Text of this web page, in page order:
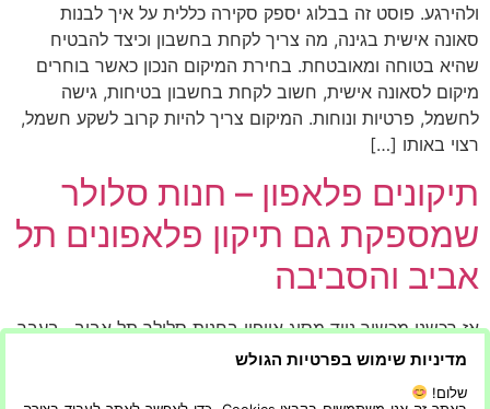
ולהירגע. פוסט זה בבלוג יספק סקירה כללית על איך לבנות
סאונה אישית בגינה, מה צריך לקחת בחשבון וכיצד להבטיח
שהיא בטוחה ומאובטחת. בחירת המיקום הנכון כאשר בוחרים
מיקום לסאונה אישית, חשוב לקחת בחשבון בטיחות, גישה
לחשמל, פרטיות ונוחות. המיקום צריך להיות קרוב לשקע חשמל,
רצוי באותו […]
תיקונים פלאפון – חנות סלולר
שמספקת גם תיקון פלאפונים תל
אביב והסביבה
אז רכשנו מכשיר נייד מסוג אייפון בחנות סלולר תל אביב. בעבר
הלא רחוק היו טלפונים סלולריים שהיו עמידים גם בפני מים, שלא
כמו המכשירים החדשים שהם רגישים מאוד. אחד החלקים
מדיניות שימוש בפרטיות הגולש
שלום!